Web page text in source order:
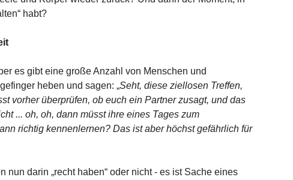
habt?
es gibt eine große Anzahl von Menschen und
heben und sagen: „Seht, diese ziellosen Treffen,
vorher überprüfen, ob euch ein Partner zusagt, und das
... oh, oh, dann müsst ihre eines Tages zum
richtig kennenlernen? Das ist aber höchst gefährlich für
nun darin „recht haben“ oder nicht - es ist Sache eines